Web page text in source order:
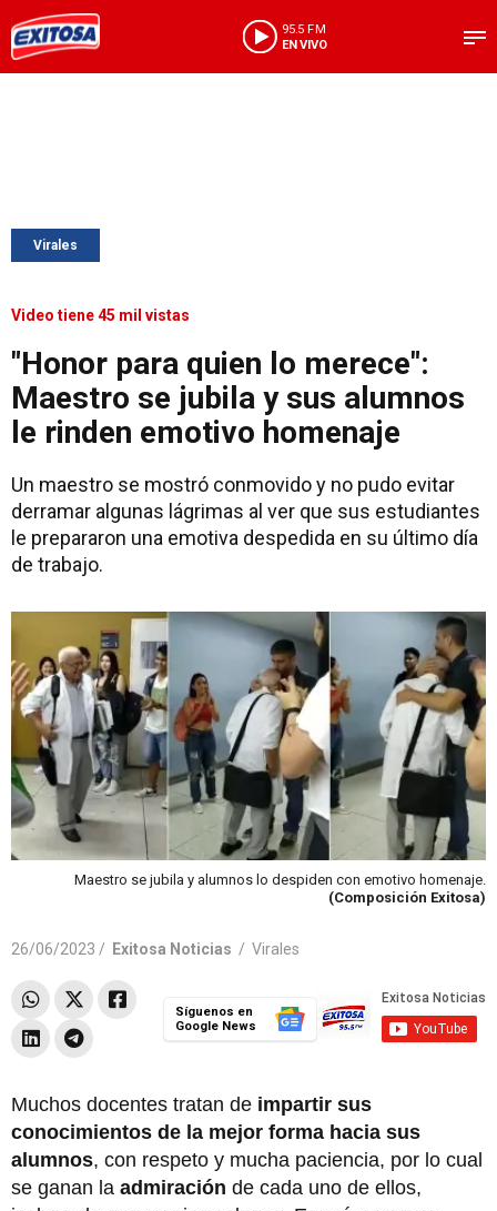
95.5 FM
EN VIVO
Virales
Video tiene 45 mil vistas
"Honor para quien lo merece":
Maestro se jubila y sus alumnos
le rinden emotivo homenaje
Un maestro se mostró conmovido y no pudo evitar
derramar algunas lágrimas al ver que sus estudiantes
le prepararon una emotiva despedida en su último día
de trabajo.
Maestro se jubila y alumnos lo despiden con emotivo homenaje.
(Composición Exitosa)
26/06/2023 / Exitosa Noticias / Virales
Síguenos en
Google News
Muchos docentes tratan de impartir sus
conocimientos de la mejor forma hacia sus
alumnos, con respeto y mucha paciencia, por lo cual
se ganan la admiración de cada uno de ellos,